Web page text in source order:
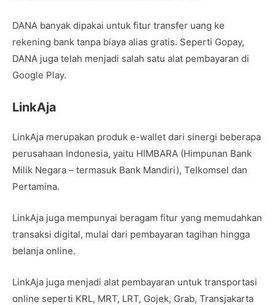
DANA banyak dipakai untuk fitur transfer uang ke
rekening bank tanpa biaya alias gratis. Seperti Gopay,
DANA juga telah menjadi salah satu alat pembayaran di
Google Play.
LinkAja
LinkAja merupakan produk e-wallet dari sinergi beberapa
perusahaan Indonesia, yaitu HIMBARA (Himpunan Bank
Milik Negara – termasuk Bank Mandiri), Telkomsel dan
Pertamina.
LinkAja juga mempunyai beragam fitur yang memudahkan
transaksi digital, mulai dari pembayaran tagihan hingga
belanja online.
LinkAja juga menjadi alat pembayaran untuk transportasi
online seperti KRL, MRT, LRT, Gojek, Grab, Transjakarta